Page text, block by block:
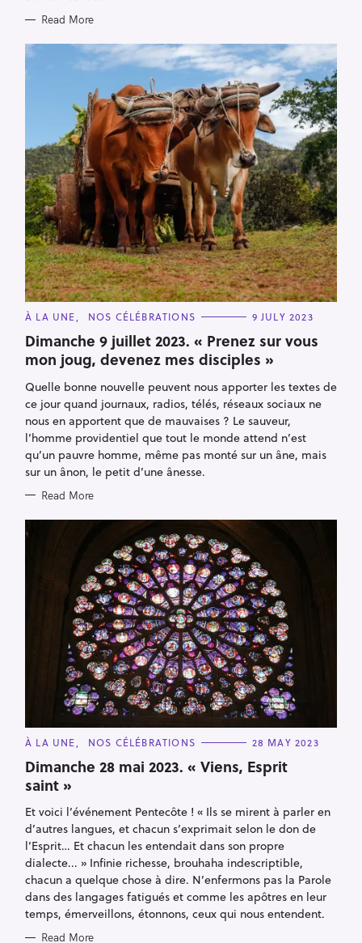
Read More
C
T
E
G
O
I
E
S
À LA UNE NOS CÉLÉBRATIONS 9 JULY 2023
Dimanche 9 juillet 2023. « Prenez sur vous
mon joug, devenez mes disciples »
Quelle bonne nouvelle peuvent nous apporter les textes de
ce jour quand journaux, radios, télés, réseaux sociaux ne
nous en apportent que de mauvaises ? Le sauveur,
l’homme providentiel que tout le monde attend n’est
qu’un pauvre homme, même pas monté sur un âne, mais
sur un ânon, le petit d’une ânesse.
Read More
C
T
E
G
O
R
I
E
S
À LA UNE NOS CÉLÉBRATIONS 28 MAY 2023
Dimanche 28 mai 2023. « Viens, Esprit
saint »
Et voici l’événement Pentecôte ! « Ils se mirent à parler en
d’autres langues, et chacun s’exprimait selon le don de
l’Esprit… Et chacun les entendait dans son propre
dialecte... » Infinie richesse, brouhaha indescriptible,
chacun a quelque chose à dire. N’enfermons pas la Parole
dans des langages fatigués et comme les apôtres en leur
temps, émerveillons, étonnons, ceux qui nous entendent.
Read More
o